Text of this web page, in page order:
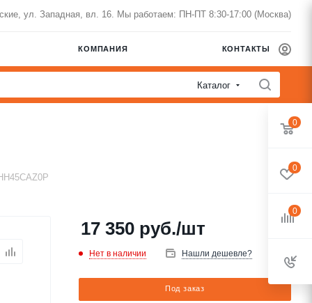
ул. Западная, вл. 16. Мы работаем: ПН-ПТ 8:30-17:00 (Москва)
КОМПАНИЯ КОНТАКТЫ
Каталог
17 350 руб./шт
Нет в наличии Нашли дешевле?
Под заказ
0
0
0